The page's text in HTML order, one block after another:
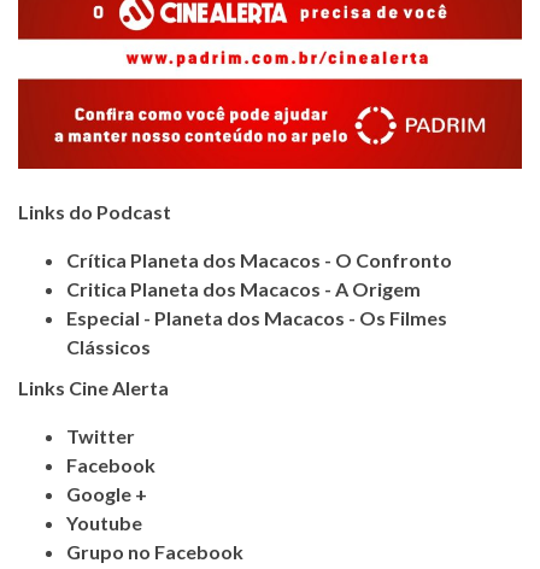
Links do Podcast
Crítica Planeta dos Macacos - O Confronto
Critica Planeta dos Macacos - A Origem
Especial - Planeta dos Macacos - Os Filmes
Clássicos
Links Cine Alerta
Twitter
Facebook
Google +
Youtube
Grupo no Facebook